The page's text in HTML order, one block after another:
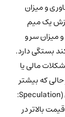
و میزان
یک میم
سر و
بستگی دارد.
مالی یا
که بیشتر
میم کوین‌ها با هدف سرگرمی و سفته بازی (Speculation:
بالاتر در